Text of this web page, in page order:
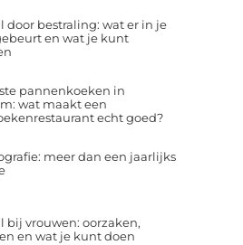
door bestraling: wat er in je
en wat je kunt
pannenkoeken in
wat maakt een
echt goed?
meer dan een jaarlijks
bij vrouwen: oorzaken,
en wat je kunt doen